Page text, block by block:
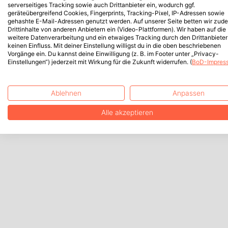
serverseitiges Tracking sowie auch Drittanbieter ein, wodurch ggf.
geräteübergreifend Cookies, Fingerprints, Tracking-Pixel, IP-Adressen sowie
gehashte E-Mail-Adressen genutzt werden. Auf unserer Seite betten wir
Drittinhalte von anderen Anbietern ein (Video-Plattformen). Wir haben auf die
weitere Datenverarbeitung und ein etwaiges Tracking durch den Drittanbieter
keinen Einfluss. Mit deiner Einstellung willigst du in die oben beschriebenen
Vorgänge ein. Du kannst deine Einwilligung (z. B. im Footer unter „Privacy-
Einstellungen“) jederzeit mit Wirkung für die Zukunft widerrufen. (BoD-
Ablehnen Anpassen
Alle akzeptieren